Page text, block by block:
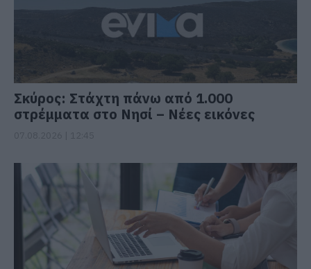
Σκύρος: Στάχτη πάνω από 1.000
στρέμματα στο Νησί – Νέες εικόνες